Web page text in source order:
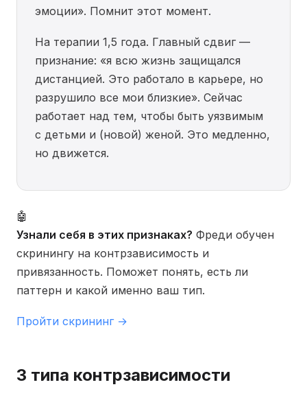
эмоции». Помнит этот момент.
На терапии 1,5 года. Главный сдвиг —
признание: «я всю жизнь защищался
дистанцией. Это работало в карьере, но
разрушило все мои близкие». Сейчас
работает над тем, чтобы быть уязвимым
с детьми и (новой) женой. Это медленно,
но движется.
🤖
Узнали себя в этих признаках? Фреди обучен
скринингу на контрзависимость и
привязанность. Поможет понять, есть ли
паттерн и какой именно ваш тип.
Пройти скрининг →
3 типа контрзависимости